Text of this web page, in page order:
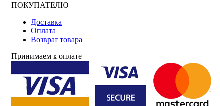
ПОКУПАТЕЛЮ
Доставка
Оплата
Возврат товара
Принимаем к оплате